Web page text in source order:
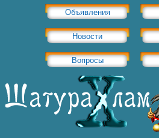
Объявления
Новости
Вопросы